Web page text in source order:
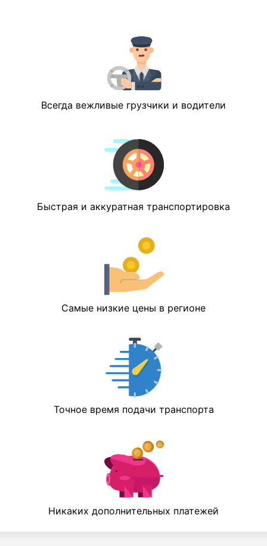
Всегда вежливые грузчики и водители
Быстрая и аккуратная транспортировка
Самые низкие цены в регионе
Точное время подачи транспорта
Никаких дополнительных платежей